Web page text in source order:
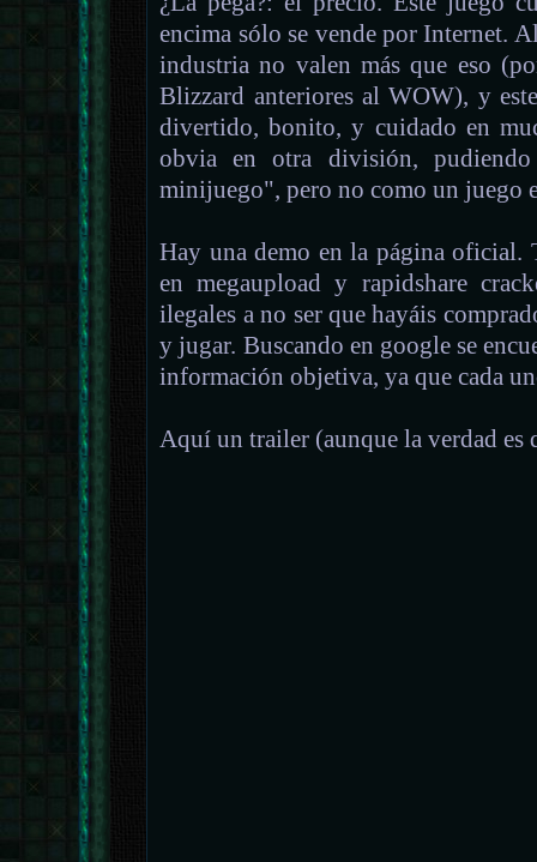
encima sólo se vende por Internet.
industria no valen más que eso
Blizzard anteriores al WOW), y
divertido, bonito, y cuidado en
obvia en otra división,
minijuego", pero no como un juego
Hay una demo en la página oficial.
en megaupload y rapidshare
ilegales a no ser que hayáis
y jugar. Buscando en google se
información objetiva, ya que cada
Aquí un trailer (aunque la verdad es